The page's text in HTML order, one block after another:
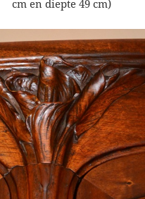
cm en diepte 49 cm)